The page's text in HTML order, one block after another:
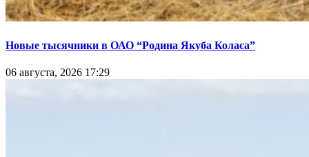
Новые тысячники в ОАО “Родина Якуба Коласа”
06 августа, 2026 17:29